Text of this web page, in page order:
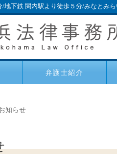
/地下鉄 関内駅より徒歩５分/みなとみ
弁護士紹介
知らせ